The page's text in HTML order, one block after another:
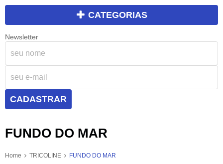
CATEGORIAS
Newsletter
CADASTRAR
FUNDO DO MAR
Home TRICOLINE FUNDO DO MAR